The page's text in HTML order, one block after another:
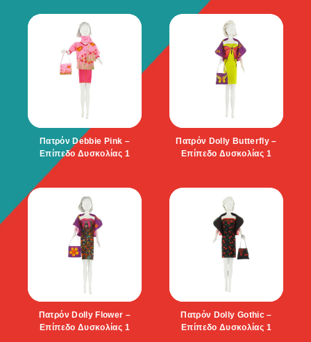
Πατρόν Debbie Pink –
Επίπεδο Δυσκολίας 1
Πατρόν Dolly Butterfly –
Επίπεδο Δυσκολίας 1
Πατρόν Dolly Flower –
Επίπεδο Δυσκολίας 1
Πατρόν Dolly Gothic –
Επίπεδο Δυσκολίας 1